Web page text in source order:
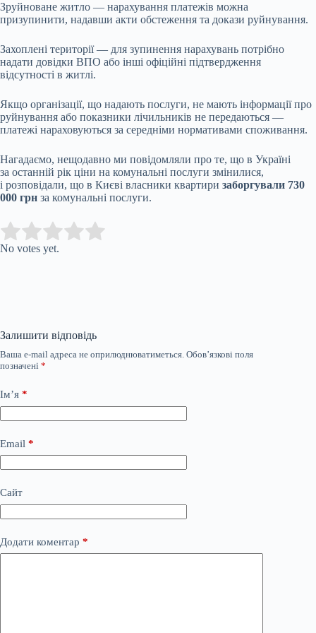
Зруйноване житло — нарахування платежів можна
призупинити, надавши акти обстеження та докази руйнування.
Захоплені території — для зупинення нарахувань потрібно
надати довідки ВПО або інші офіційні підтвердження
відсутності в житлі.
Якщо організації, що надають послуги, не мають інформації про
руйнування або показники лічильників не передаються —
платежі нараховуються за середніми нормативами споживання.
Нагадаємо, нещодавно ми повідомляли про те, що в Україні
за останній рік ціни на комунальні послуги змінилися,
і розповідали, що в Києві власники квартири заборгували 730
000 грн за комунальні послуги.
Rate this item:
No votes yet.
Залишити відповідь
Ваша e-mail адреса не оприлюднюватиметься. Обов’язкові поля
позначені *
Ім’я *
Email *
Сайт
Додати коментар *